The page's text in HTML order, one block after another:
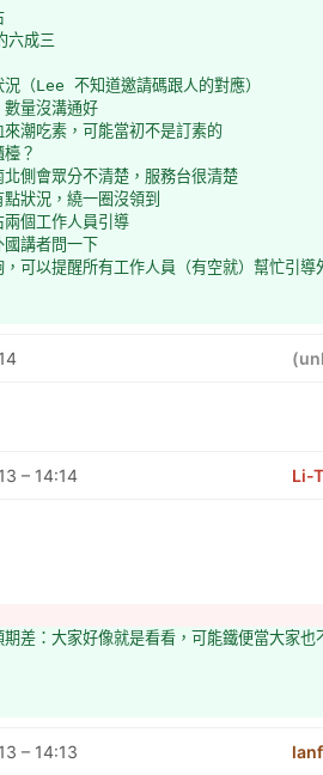
一次，英文講一次
有講中文，沒有講英文
但口譯不會用，try slack
成三
（Lee 不知道邀請碼跟人的對應）
量沒溝通好
潮吃素，可能當初不是訂素的
？
側會眾分不清楚，服務台很清楚
狀況，繞一圈沒領到
個工作人員引導
講者問一下
可以提醒所有工作人員（有空就）幫忙引導
– 14:14 Li-
差：大家好像就是看看，可能鐵便當大家也
– 14:13